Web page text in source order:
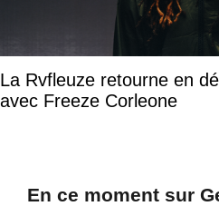
La Rvfleuze retourne en
avec Freeze Corleone
En ce moment sur